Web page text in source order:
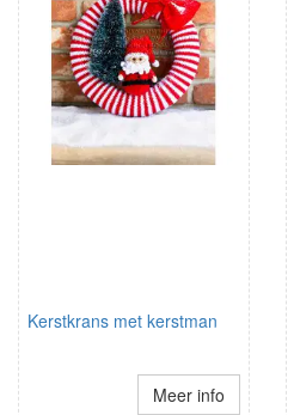
Kerstkrans met kerstman
Meer info